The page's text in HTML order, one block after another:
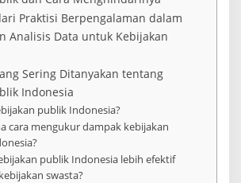
Praktisi Berpengalaman dalam
Analisis Data untuk Kebijakan
Sering Ditanyakan tentang
Indonesia
publik Indonesia?
cara mengukur dampak kebijakan
publik Indonesia lebih efektif
swasta?